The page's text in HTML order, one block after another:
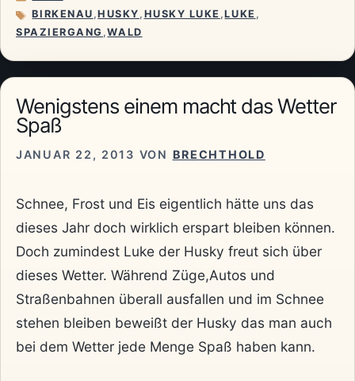
SCHLAGWÖRTER
BIRKENAU ,HUSKY , HUSKY LUKE ,LUKE ,
SPAZIERGANG ,WALD
Wenigstens einem macht das Wetter
Spaß
JANUAR 22, 2013 VON BRECHTHOLD
Schnee, Frost und Eis eigentlich hätte uns das
dieses Jahr doch wirklich erspart bleiben können.
Doch zumindest Luke der Husky freut sich über
dieses Wetter. Während Züge,Autos und
Straßenbahnen überall ausfallen und im Schnee
stehen bleiben beweißt der Husky das man auch
bei dem Wetter jede Menge Spaß haben kann.